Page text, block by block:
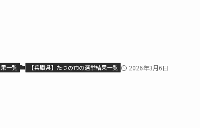
一覧 【兵庫県】たつの市の選挙結果一覧 2026年3月6日